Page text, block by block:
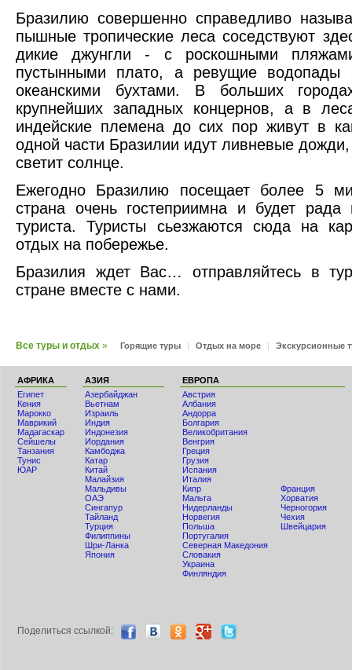
Бразилию совершенно справедливо
пышные тропические леса соседствуют
дикие джунгли - с роскошными
пустынными плато, а ревущие
океанскими бухтами. В больших
крупнейших западных концернов, а в
индейские племена до сих пор живут в
одной части Бразилии идут ливневые дожди,
светит солнце.
Ежегодно Бразилию посещает более 5
страна очень гостеприимна и будет рада
туриста. Туристы сьезжаются сюда на
отдых на побережье.
Бразилия ждет Вас… отправляйтесь в
стране вместе с нами.
Все туры и отдых » Горящие туры | Отдых на море | Экскурсионные
АФРИКА
Египет
Кения
Мaрокко
Маврикий
Мадагаскар
Сейшелы
Танзания
Тунис
ЮАР
АЗИЯ
Азербайджан
Вьетнам
Израиль
Индия
Индонезия
Иордания
Камбоджа
Катар
Китай
Малайзия
Мальдивы
ОАЭ
Сингапур
Тайланд
Турция
Филиппины
Шри-Ланка
Япония
ЕВРОПА
Австрия
Албания
Андорра
Болгария
Великобритания
Венгрия
Греция
Грузия
Испания
Италия
Кипр
Мальта
Нидерланды
Норвегия
Польша
Португалия
Северная Македония
Словакия
Украина
Финляндия
Франция
Хорватия
Черногория
Чехия
Швейцария
Поделиться ccылкой: